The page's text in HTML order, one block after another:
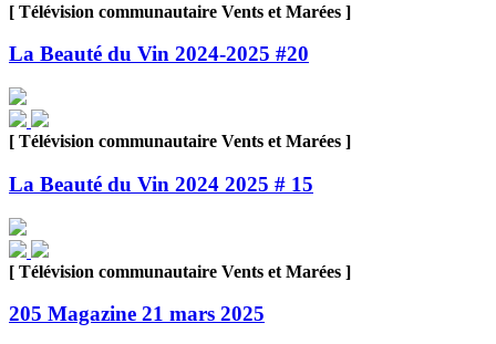
[ Télévision communautaire Vents et Marées ]
La Beauté du Vin 2024-2025 #20
[ Télévision communautaire Vents et Marées ]
La Beauté du Vin 2024 2025 # 15
[ Télévision communautaire Vents et Marées ]
205 Magazine 21 mars 2025